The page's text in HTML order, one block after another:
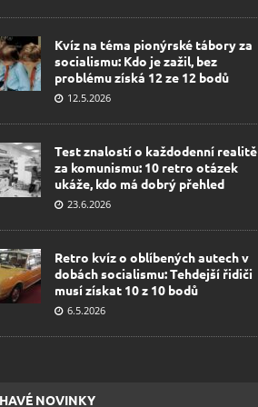
Kvíz na téma pionýrské tábory za
socialismu: Kdo je zažil, bez
problému získá 12 ze 12 bodů
12.5.2026
Test znalostí o každodenní realitě
za komunismu: 10 retro otázek
ukáže, kdo má dobrý přehled
23.6.2026
Retro kvíz o oblíbených autech v
dobách socialismu: Tehdejší řidiči
musí získat 10 z 10 bodů
6.5.2026
NOVINKY